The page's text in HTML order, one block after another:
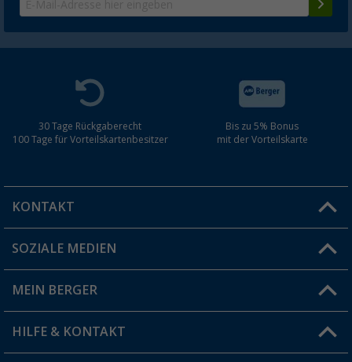
30 Tage Rückgaberecht
100 Tage für Vorteilskartenbesitzer
Bis zu 5% Bonus
mit der Vorteilskarte
KONTAKT
Du hast eine Frage?
Filiale finden
SOZIALE MEDIEN
MEIN BERGER
Vorteilskarte
HILFE & KONTAKT